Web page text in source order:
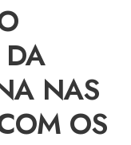
NAS
OS